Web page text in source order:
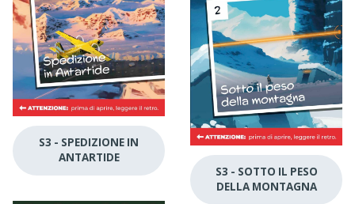
S3 - SPEDIZIONE IN
ANTARTIDE
S3 - SOTTO IL PESO
DELLA MONTAGNA